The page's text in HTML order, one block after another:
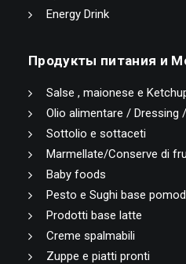
Energy Drink
Продукты питания и
Salse , maionese e
Olio alimentare / Dressing
Sottolio e sottaceti
Marmellate/Conserve di
Baby foods
Pesto e Sughi base
Prodotti base latte
Creme spalmabili
Zuppe e piatti pronti